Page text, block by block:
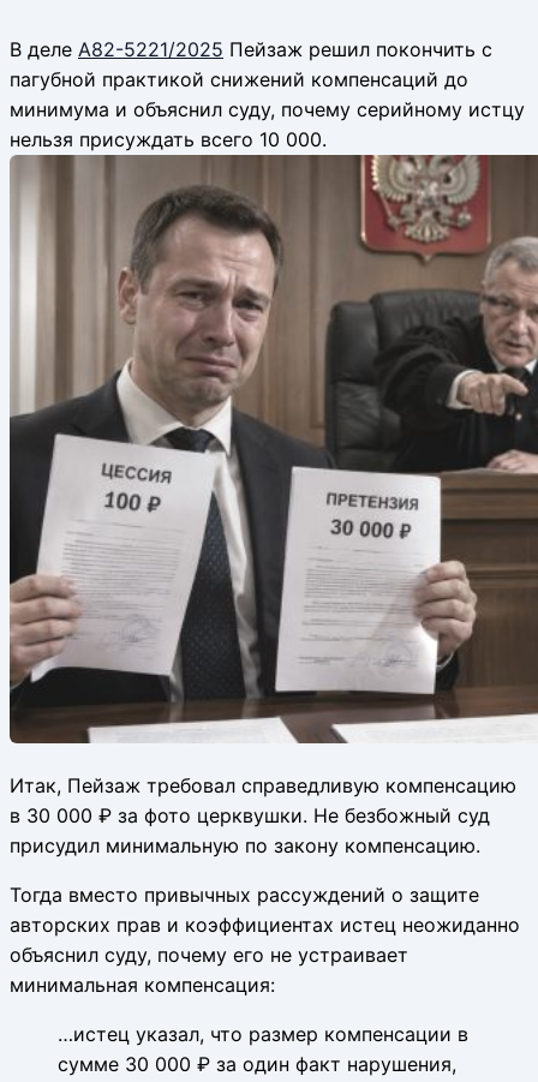
В деле А82-5221/2025 Пейзаж решил покончить с
пагубной практикой снижений компенсаций до
минимума и объяснил суду, почему серийному истцу
нельзя присуждать всего 10 000.
Итак, Пейзаж требовал справедливую компенсацию
в 30 000 ₽ за фото церквушки. Не безбожный суд
присудил минимальную по закону компенсацию.
Тогда вместо привычных рассуждений о защите
авторских прав и коэффициентах истец неожиданно
объяснил суду, почему его не устраивает
минимальная компенсация:
…истец указал, что размер компенсации в
сумме 30 000 ₽ за один факт нарушения,